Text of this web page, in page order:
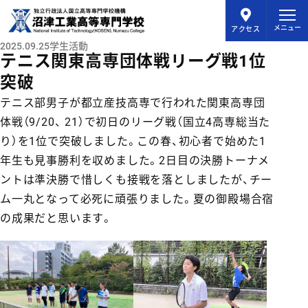
アクセス メニュー
テニス関東高専団体戦リーグ戦1位
突破
2025.09.25学生活動
テニス部男子が都立産技高専で行われた関東高専団
体戦（9/20、 21）で初日のリーグ戦（国立4高専総当た
り）を1位で突破しました。この春、初心者で始めた1
年生も見事勝利を収めました。2日目の決勝トーナメ
ントは準決勝で惜しくも接戦を落としましたが、チー
ム一丸となって必死に頑張りました。夏の御殿場合宿
の成果だと思います。